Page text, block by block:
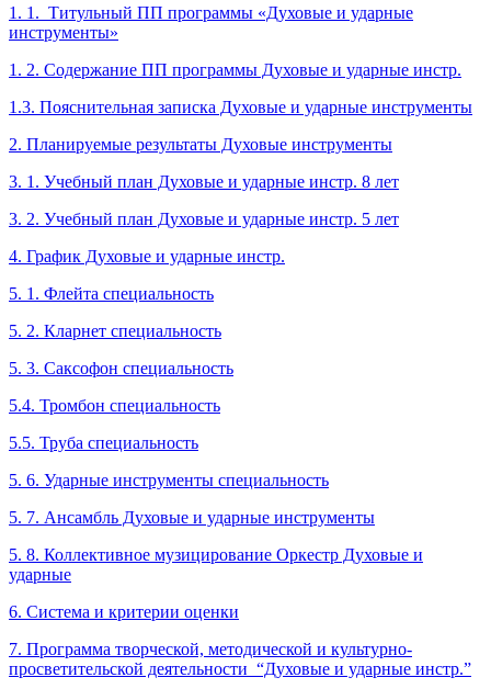
1. 1. Титульный ПП программы «Духовые и ударные
инструменты»
1. 2. Содержание ПП программы Духовые и ударные инстр.
1.3. Пояснительная записка Духовые и ударные инструменты
2. Планируемые результаты Духовые инструменты
3. 1. Учебный план Духовые и ударные инстр. 8 лет
3. 2. Учебный план Духовые и ударные инстр. 5 лет
4. График Духовые и ударные инстр.
5. 1. Флейта специальность
5. 2. Кларнет специальность
5. 3. Саксофон специальность
5.4. Тромбон специальность
5.5. Труба специальность
5. 6. Ударные инструменты специальность
5. 7. Ансамбль Духовые и ударные инструменты
5. 8. Коллективное музицирование Оркестр Духовые и
ударные
6. Система и критерии оценки
7. Программа творческой, методической и культурно-
просветительской деятельности “Духовые и ударные инстр.”